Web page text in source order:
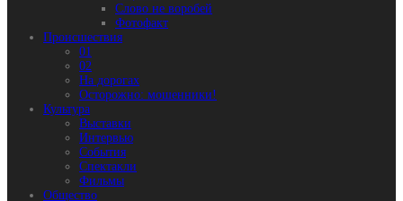
Слово не воробей
Фотофакт
Происшествия
01
02
На дорогах
Осторожно: мошенники!
Культура
Выставки
Интервью
События
Спектакли
Фильмы
Общество